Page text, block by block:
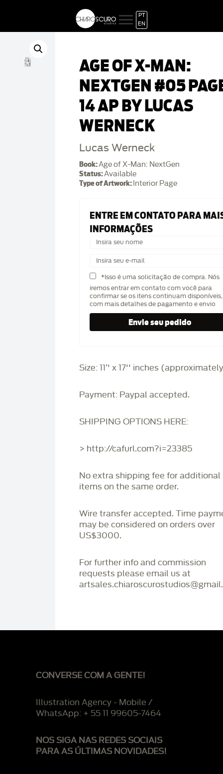
PT
EN
AGE OF X-MAN:
NEXTGEN #05
14 AP BY LUCAS
WERNECK
Lucas Werneck
Book:Age of X-Man: NextGen
Status:Available
Type of Artwork: Interior Page
ENTRE EM CONTATO PARA
INFORMAÇÕES
*Isso é uma solicitação de compra. Nós
iremos entrar em contato com você para
confirmar se os itens continuam disponíveis,
com mais detalhes de pagamento e envio
Size: 11’' x 17'' inches
Payment: Paypal accepted.
SHIPPING OPTIONS HERE:
> http://cafurl.com?i=23385
No extra shipping fee for additional
items on the same order.
Wire transfer accepted. Time
may be considered on orders over
US$3000.
For further info and commission
requests please email us at
CONVERSE COM A GENTE!
Illustration Agency - Mobile /
WhatsApp: + 55 11 99605-7464
NOS SIGA NAS REDES SOCIAIS
PARA AS ÚLTIMAS NOVIDADES!